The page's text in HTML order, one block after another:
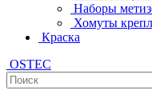
Наборы
Хомуты
Краска
OSTEC